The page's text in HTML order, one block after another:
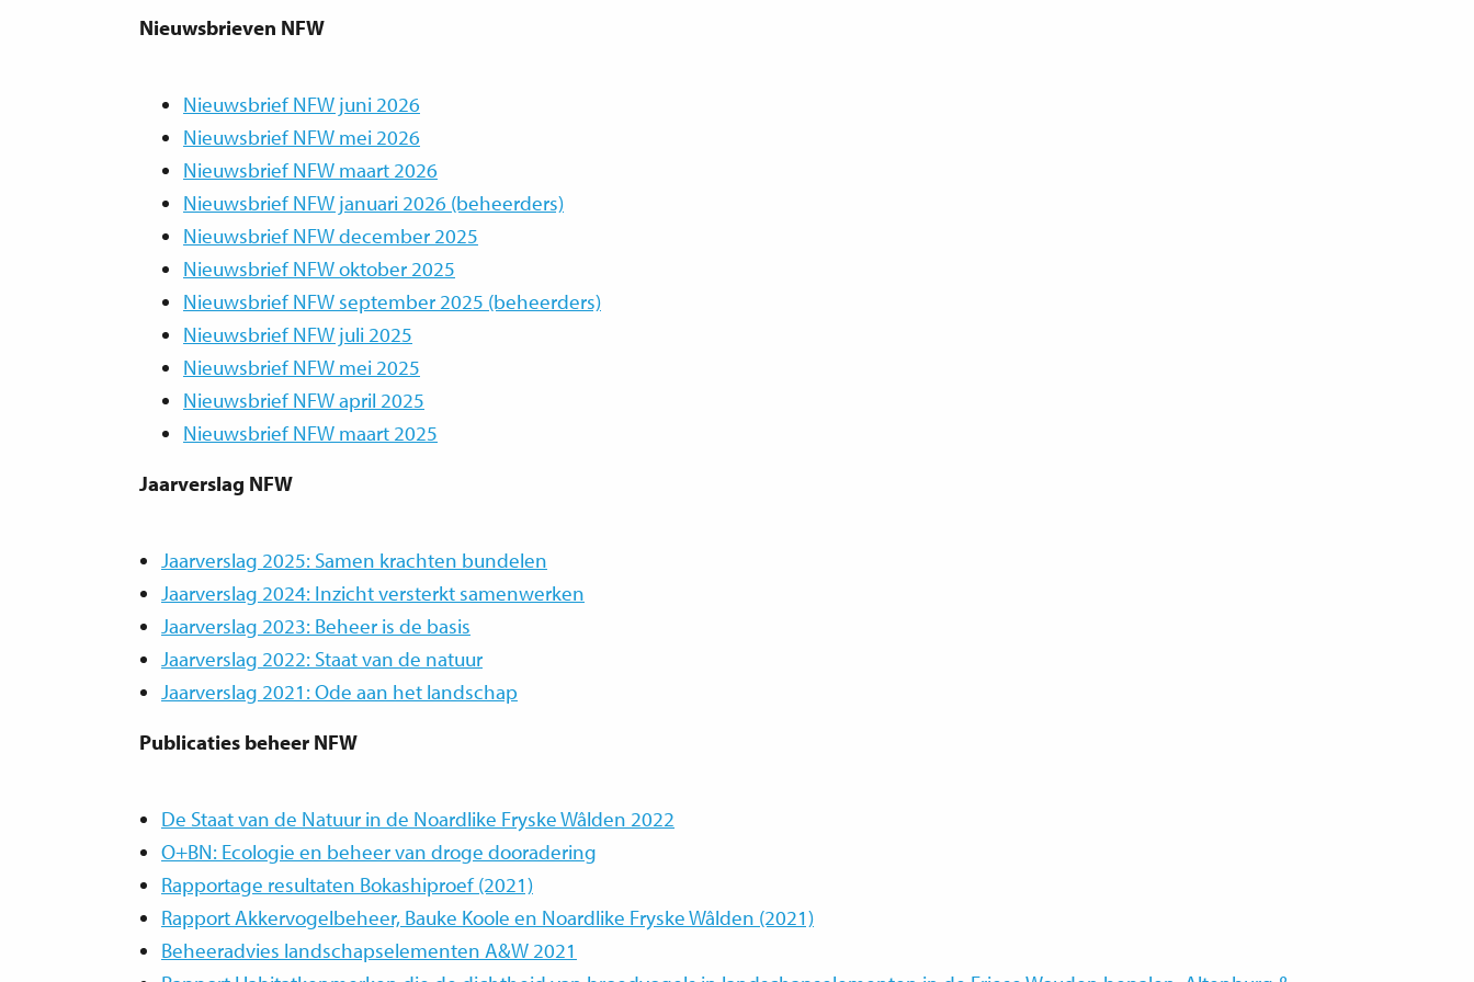
Nieuwsbrieven NFW
Nieuwsbrief NFW juni 2026
Nieuwsbrief NFW mei 2026
Nieuwsbrief NFW maart 2026
Nieuwsbrief NFW januari 2026 (beheerders)
Nieuwsbrief NFW december 2025
Nieuwsbrief NFW oktober 2025
Nieuwsbrief NFW september 2025 (beheerders)
Nieuwsbrief NFW juli 2025
Nieuwsbrief NFW mei 2025
Nieuwsbrief NFW april 2025
Nieuwsbrief NFW maart 2025
Jaarverslag NFW
Jaarverslag 2025: Samen krachten bundelen
Jaarverslag 2024: Inzicht versterkt samenwerken
Jaarverslag 2023: Beheer is de basis
Jaarverslag 2022: Staat van de natuur
Jaarverslag 2021: Ode aan het landschap
Publicaties beheer NFW
De Staat van de Natuur in de Noardlike Fryske Wâlden 2022
O+BN: Ecologie en beheer van droge dooradering
Rapportage resultaten Bokashiproef (2021)
Rapport Akkervogelbeheer, Bauke Koole en Noardlike Fryske Wâlden (2021)
Beheeradvies landschapselementen A&W 2021